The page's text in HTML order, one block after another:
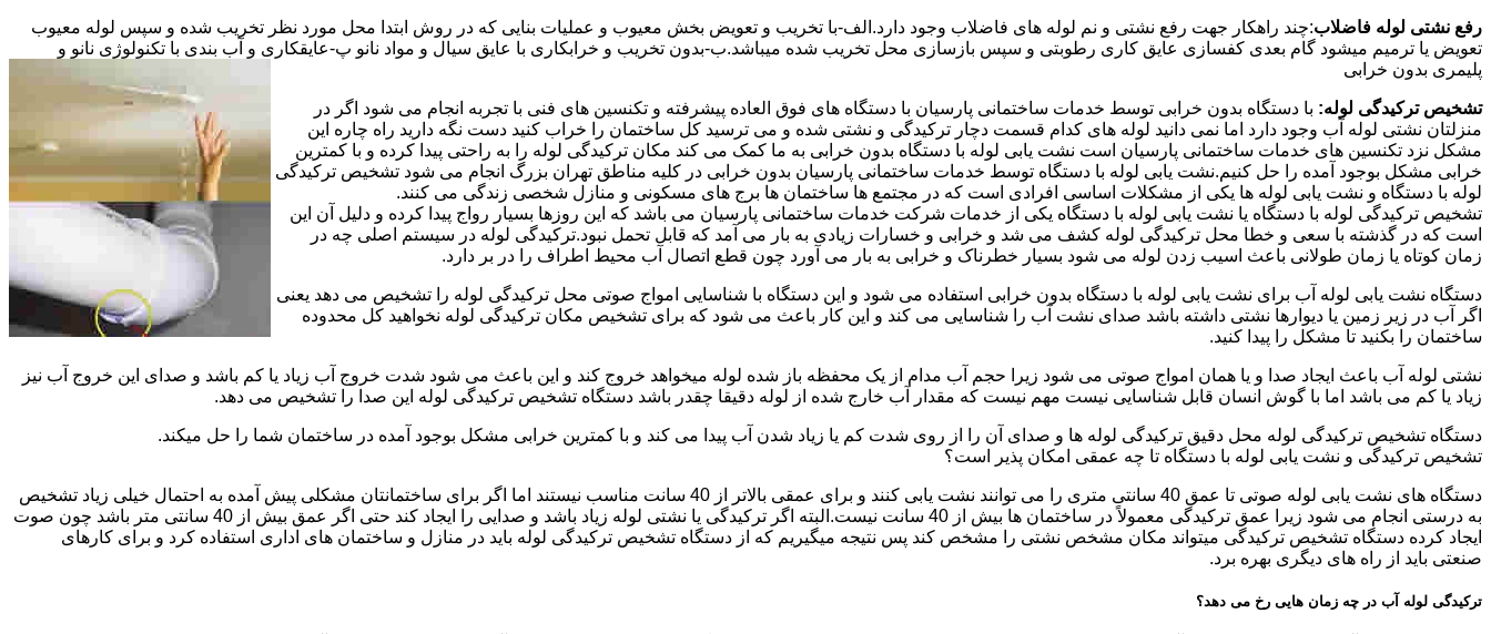
رفع نشتی لوله فاضلاب:چند راهکار جهت رفع نشتی و نم لوله های فاضلاب وجود دارد.الف-با تخریب و تعویض بخش معیوب و عملیات بنایی که در روش ابتدا محل مورد نظر تخریب شده و سپس لوله معیوب
تعویض یا ترمیم میشود گام بعدی کفسازی عایق کاری رطوبتی و سپس بازسازی محل تخریب شده میباشد.ب-بدون تخریب و خرابکاری با عایق سیال و مواد نانو پ-عایقکاری و آب بندی با تکنولوژی نانو و
پلیمری بدون خرابی
تشخیص ترکیدگی لوله: با دستگاه بدون خرابی توسط خدمات ساختمانی پارسیان با دستگاه های فوق العاده پیشرفته و تکنسین های فنی با تجربه انجام می شود اگر در
منزلتان نشتی لوله آب وجود دارد اما نمی دانید لوله های کدام قسمت دچار ترکیدگی و نشتی شده و می ترسید کل ساختمان را خراب کنید دست نگه دارید راه چاره این
مشکل نزد تکنسین های خدمات ساختمانی پارسیان است نشت یابی لوله با دستگاه بدون خرابی به ما کمک می کند مکان ترکیدگی لوله را به راحتی پیدا کرده و با کمترین
خرابی مشکل بوجود آمده را حل کنیم.نشت یابی لوله با دستگاه توسط خدمات ساختمانی پارسیان بدون خرابی در کلیه مناطق تهران بزرگ انجام می شود تشخیص ترکیدگی
لوله با دستگاه و نشت یابی لوله ها یکی از مشکلات اساسی افرادی است که در مجتمع ها ساختمان ها برج های مسکونی و منازل شخصی زندگی می کنند.
تشخیص ترکیدگی لوله با دستگاه یا نشت یابی لوله با دستگاه یکی از خدمات شرکت خدمات ساختمانی پارسیان می باشد که این روزها بسیار رواج پیدا کرده و دلیل آن این
است که در گذشته با سعی و خطا محل ترکیدگی لوله کشف می شد و خرابی و خسارات زیادی به بار می آمد که قابل تحمل نبود.ترکیدگی لوله در سیستم اصلی چه در
زمان کوتاه یا زمان طولانی باعث اسیب زدن لوله می شود بسیار خطرناک و خرابی به بار می آورد چون قطع اتصال آب محیط اطراف را در بر دارد.
دستگاه نشت یابی لوله آب برای نشت یابی لوله با دستگاه بدون خرابی استفاده می شود و این دستگاه با شناسایی امواج صوتی محل ترکیدگی لوله را تشخیص می دهد یعنی
اگر آب در زیر زمین یا دیوارها نشتی داشته باشد صدای نشت آب را شناسایی می کند و این کار باعث می شود که برای تشخیص مکان ترکیدگی لوله نخواهید کل محدوده
ساختمان را بکنید تا مشکل را پیدا کنید.
نشتی لوله آب باعث ایجاد صدا و یا همان امواج صوتی می شود زیرا حجم آب مدام از یک محفظه باز شده لوله میخواهد خروج کند و این باعث می شود شدت خروج آب زیاد یا کم باشد و صدای این خروج آب نیز
زیاد یا کم می باشد اما با گوش انسان قابل شناسایی نیست مهم نیست که مقدار آب خارج شده از لوله دقیقا چقدر باشد دستگاه تشخیص ترکیدگی لوله این صدا را تشخیص می دهد.
دستگاه تشخیص ترکیدگی لوله محل دقیق ترکیدگی لوله ها و صدای آن را از روی شدت کم یا زیاد شدن آب پیدا می کند و با کمترین خرابی مشکل بوجود آمده در ساختمان شما را حل میکند.
تشخیص ترکیدگی و نشت یابی لوله با دستگاه تا چه عمقی امکان پذیر است؟
دستگاه های نشت یابی لوله صوتی تا عمق 40 سانتی متری را می توانند نشت یابی کنند و برای عمقی بالاتر از 40 سانت مناسب نیستند اما اگر برای ساختمانتان مشکلی پیش آمده به احتمال خیلی زیاد تشخیص
به درستی انجام می شود زیرا عمق ترکیدگی معمولاً در ساختمان ها بیش از 40 سانت نیست.البته اگر ترکیدگی یا نشتی لوله زیاد باشد و صدایی را ایجاد کند حتی اگر عمق بیش از 40 سانتی متر باشد چون صوت
ایجاد کرده دستگاه تشخیص ترکیدگی میتواند مکان مشخص نشتی را مشخص کند پس نتیجه میگیریم که از دستگاه تشخیص ترکیدگی لوله باید در منازل و ساختمان های اداری استفاده کرد و برای کارهای
صنعتی باید از راه های دیگری بهره برد.
ترکیدگی لوله آب در چه زمان هایی رخ می دهد؟